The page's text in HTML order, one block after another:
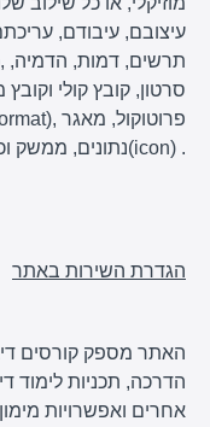
עיצובם, עיבודם,
נתונים, ממשק וכל תו, סימן, סמל וצלמי(icon) .
הגדרת השירות באתר
הדרכה, תכניות לימוד
אחרים ואפשרויות